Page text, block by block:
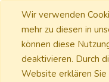
Wir verwenden
mehr zu diesen in
können diese
deaktivieren. Durch
Website erklären